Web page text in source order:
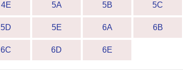
4E 5A 5B 5C
5D 5E 6A 6B
6C 6D 6E